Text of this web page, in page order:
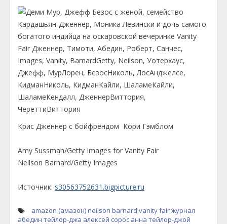
Крис Дженнер с бойфрендом Кори Гэмблом
Amy Sussman/Getty Images for Vanity Fair
Neilson Barnard/Getty Images
Источник: s30563752631.bigpicture.ru
amazon (амазон)neilson barnard vanity fairжурнал
абедин тейлор-джа алексей сорос анна тейлор-джой